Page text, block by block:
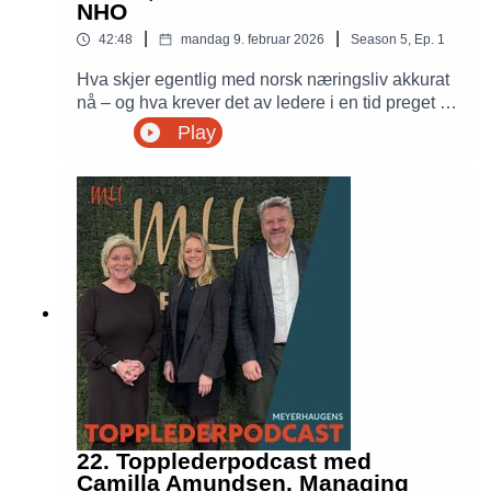
teknologi, strategi og global maktbalanse henger
sammen.
NHO
42:48 mandag 9. februar 2026 Season 5, Ep. 1
Hva skjer egentlig med norsk næringsliv akkurat
nå – og hva krever det av ledere i en tid preget av
uro og raske endringer? I denne episoden møter
Siv Jensen og Petter Meyer Ole Erik Almlid,
innsiktsfull samtale om tilstanden i norsk
økonomi og ledelse under økende press.
Play
22. Topplederpodcast med
Camilla Amundsen, Managing